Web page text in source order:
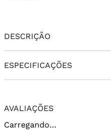
DESCRIÇÃO
ESPECIFICAÇÕES
AVALIAÇÕES
Carregando…